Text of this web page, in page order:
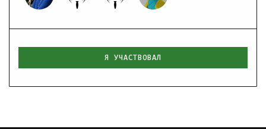
Я УЧАСТВОВАЛ